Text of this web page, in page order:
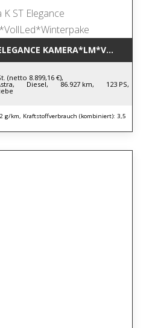
(netto 8.899,16 €),
Diesel, 86.927 km, 123 PS,
g/km, Kraftstoffverbrauch (kombiniert): 3,5